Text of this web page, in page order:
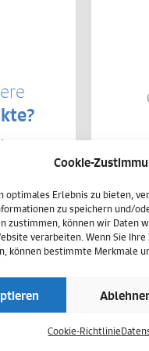
Cookie-
optimales Erlebnis zu bieten,
zu speichern und/
zustimmen, können wir Daten
verarbeiten. Wenn Sie
können bestimmte Merkmale
Cookie-Richtlinie
von
Ihrer